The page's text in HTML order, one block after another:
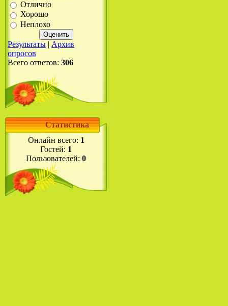
Отлично
Хорошо
Неплохо
Результаты | Архив
опросов
Всего ответов: 306
Статистика
Онлайн всего: 1
Гостей: 1
Пользователей: 0